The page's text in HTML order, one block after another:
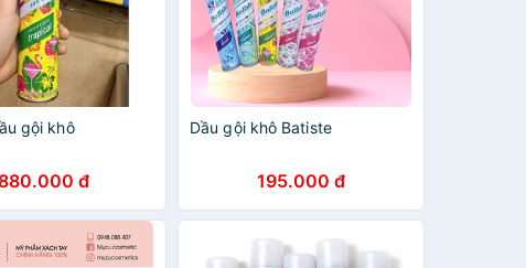
gội khô
đ
Dầu gội khô Batiste
195.000 đ